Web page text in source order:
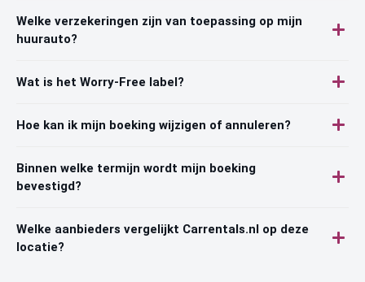
Welke verzekeringen zijn van toepassing op mijn
huurauto?
Wat is het Worry-Free label?
Hoe kan ik mijn boeking wijzigen of annuleren?
Binnen welke termijn wordt mijn boeking
bevestigd?
Welke aanbieders vergelijkt Carrentals.nl op deze
locatie?